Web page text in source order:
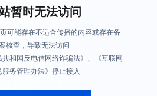
暂时无法访问
可能存在不适合传播的内容或存在备
核查，导致无法访问
和国反电信网络诈骗法》、《互联网
服务管理办法》停止接入